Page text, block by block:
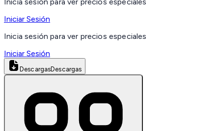
Iniciar Sesión
Inicia sesión para ver precios especiales
Iniciar Sesión
DescargasDescargas